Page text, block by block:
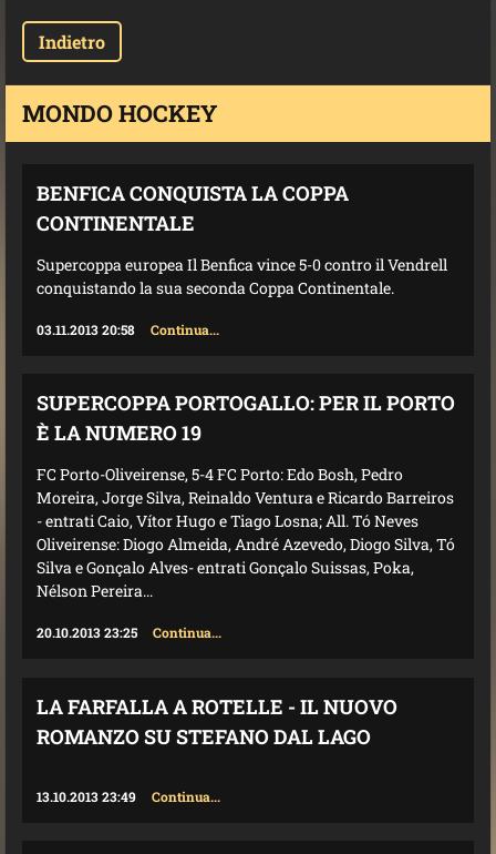
Indietro
MONDO HOCKEY
BENFICA CONQUISTA LA COPPA
CONTINENTALE
Supercoppa europea Il Benfica vince 5-0 contro il Vendrell
conquistando la sua seconda Coppa Continentale.
03.11.2013 20:58 Continua...
SUPERCOPPA PORTOGALLO: PER IL PORTO
È LA NUMERO 19
FC Porto-Oliveirense, 5-4 FC Porto: Edo Bosh, Pedro
Moreira, Jorge Silva, Reinaldo Ventura e Ricardo Barreiros
- entrati Caio, Vítor Hugo e Tiago Losna; All. Tó Neves
Oliveirense: Diogo Almeida, André Azevedo, Diogo Silva, Tó
Silva e Gonçalo Alves- entrati Gonçalo Suissas, Poka,
Nélson Pereira...
20.10.2013 23:25 Continua...
LA FARFALLA A ROTELLE - IL NUOVO
ROMANZO SU STEFANO DAL LAGO
13.10.2013 23:49 Continua...